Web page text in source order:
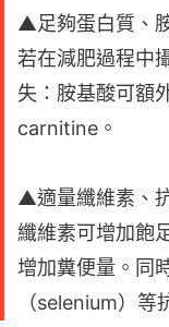
▲足夠蛋白質、
若在減肥過程中
失：胺基酸可額
carnitine。
▲適量纖維素、
纖維素可增加飽
增加糞便量。同
（selenium）等